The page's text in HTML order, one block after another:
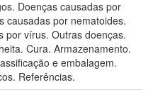
Doenças causadas por
causadas por nematoides.
por vírus. Outras doenças.
Cura. Armazenamento.
e embalagem.
Referências.